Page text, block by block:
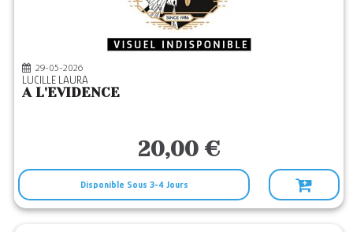
29-05-2026
LUCILLE LAURA
A L'EVIDENCE
20,00 €
Disponible Sous 3-4 Jours